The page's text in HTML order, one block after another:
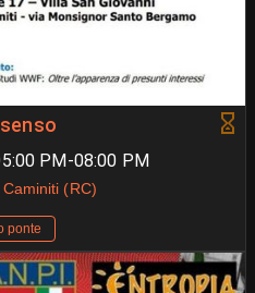
PM-08:00 PM
(RC)
ponte